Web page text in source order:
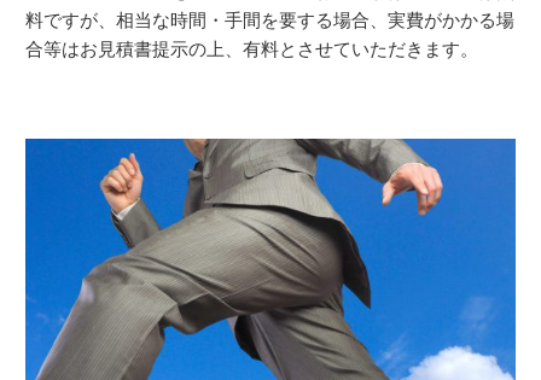
料ですが、相当な時間・手間を要する場合、実費がかかる場
合等はお見積書提示の上、有料とさせていただきます。